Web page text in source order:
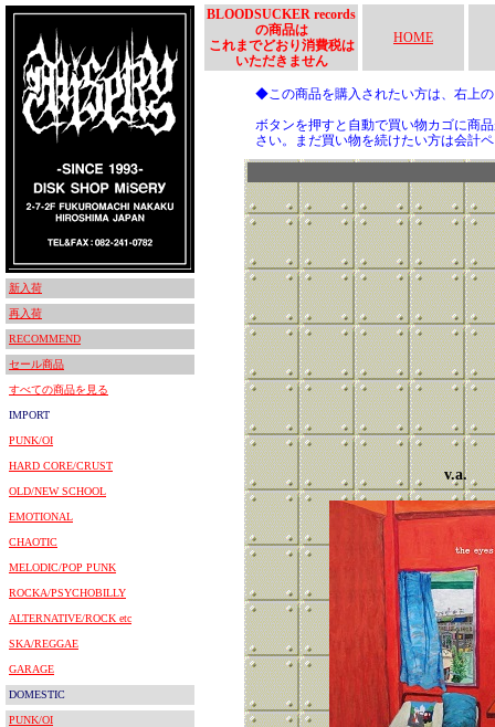
新入荷
再入荷
RECOMMEND
セール商品
すべての商品を見る
IMPORT
PUNK/OI
HARD CORE/CRUST
OLD/NEW SCHOOL
EMOTIONAL
CHAOTIC
MELODIC/POP PUNK
ROCKA/PSYCHOBILLY
ALTERNATIVE/ROCK etc
SKA/REGGAE
GARAGE
DOMESTIC
PUNK/OI
BLOODSUCKER records
の商品は
これまでどおり消費税は
いただきません
HOME
◆この商品を購入されたい方は、右上
ボタンを押すと自動で買い物カゴに商
さい。まだ買い物を続けたい方は会計
v.a.